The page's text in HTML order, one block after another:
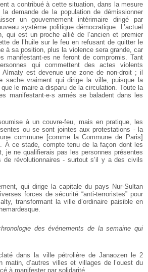
a contribué à cette situation, dans la mesure
demande de la population de démissionner
un gouvernement intérimaire dirigé par
système politique démocratique. L’actuel
qui est un proche allié de l’ancien et premier
de l’huile sur le feu en refusant de quitter le
à sa position, plus la violence sera grande, car
manifestant·es ne feront de compromis. Tant
qui commettent des actes violents
Almaty est devenue une zone de non-droit ; il
sache vraiment qui dirige la ville, puisque la
le maire a disparu de la circulation. Toute la
manifestant·e·s armés se baladent dans les
à un couvre-feu, mais en pratique, les
ou se sont jointes aux protestations - la
commune [comme la Commune de Paris]
À ce stade, compte tenu de la façon dont les
je ne qualifierais pas les personnes présentes
de révolutionnaires - surtout s’il y a des civils
qui dirige la capitale du pays Nur-Sultan
forces de sécurité “anti-terroristes” pour
transformant la ville d’ordinaire paisible en
des événements de la semaine qui
dans la ville pétrolière de Janaozen le 2
matin, d’autres villes et villages de l’ouest du
à manifester par solidarité.